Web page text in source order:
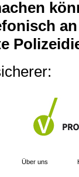
Über uns